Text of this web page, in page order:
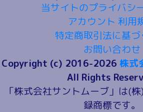
当サイトのプライバシ
アカウント 利用
特定商取引法に基づ
お問い合わせ
Copyright (c) 2016-2026 株式
All Rights
「株式会社サントムーブ」は(
録商標です。